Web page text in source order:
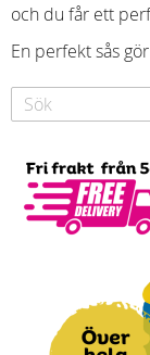
och du får ett
En perfekt sås